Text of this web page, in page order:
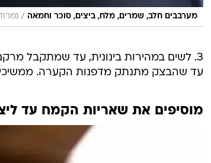
מערבבים חלב, שמרים, מלח, ביצים, סוכר וחמאה /
3. לשים במהירות בינונית, עד שמתקבל
עד שהבצק מתנתק מדפנות הקערה. ממשיכים ללוש כ-5 דקות, עד שנוצר
מוסיפים את שאריות הקמח עד